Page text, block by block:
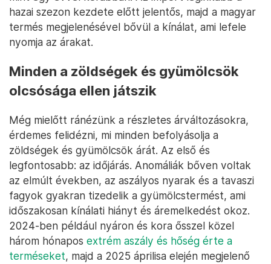
hazai szezon kezdete előtt jelentős, majd a magyar
termés megjelenésével bővül a kínálat, ami lefele
nyomja az árakat.
Minden a zöldségek és gyümölcsök
olcsósága ellen játszik
Még mielőtt ránézünk a részletes árváltozásokra,
érdemes felidézni, mi minden befolyásolja a
zöldségek és gyümölcsök árát. Az első és
legfontosabb: az időjárás. Anomáliák bőven voltak
az elmúlt években, az aszályos nyarak és a tavaszi
fagyok gyakran tizedelik a gyümölcstermést, ami
időszakosan kínálati hiányt és áremelkedést okoz.
2024-ben például nyáron és kora ősszel közel
három hónapos extrém aszály és hőség érte a
terméseket, majd a 2025 áprilisa elején megjelenő